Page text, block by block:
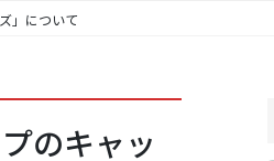
」について
のキャッ